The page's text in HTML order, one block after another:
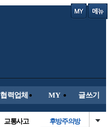
협력업체 MY 글쓰기
교통사고 후방주의방